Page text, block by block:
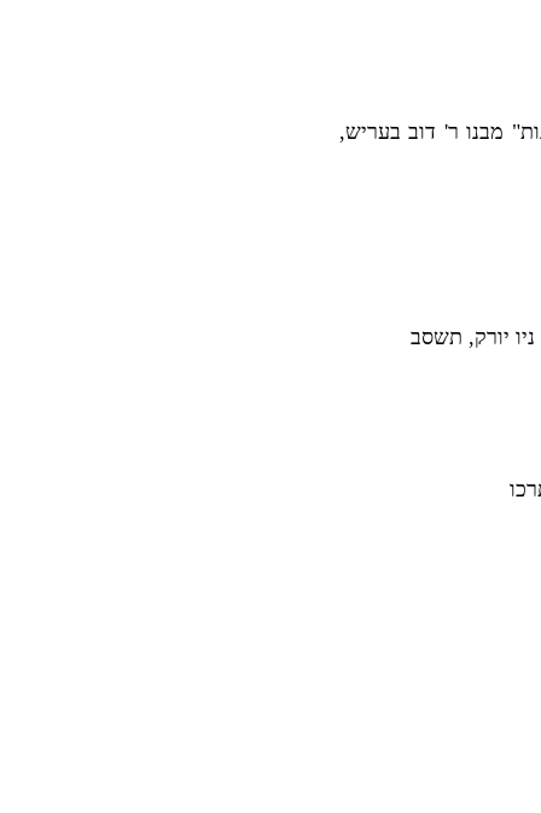
מבנו ר' דוב בעריש,
ניו יורק, תשסב